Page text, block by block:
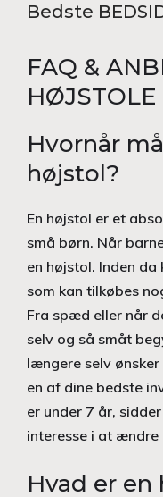
Bedste
FAQ &
HØJSTOLE
Hvornår
højstol?
En højstol er et
små børn. Når
en højstol. Inden
som kan tilkøbes
Fra spæd eller når
selv og så småt
længere selv
en af dine bedste
er under 7 år,
interesse i at ændre
Hvad er en